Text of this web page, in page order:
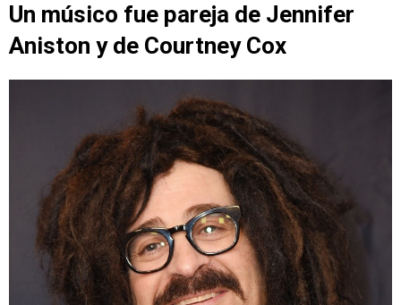
Un músico fue pareja de Jennifer
Aniston y de Courtney Cox